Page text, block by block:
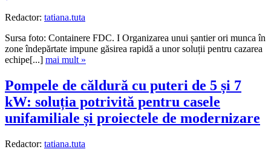
Redactor: tatiana.tuta
Sursa foto: Containere FDC. I Organizarea unui șantier ori munca în
zone îndepărtate impune găsirea rapidă a unor soluții pentru cazarea
echipe[...] mai mult »
Pompele de căldură cu puteri de 5 și 7
kW: soluția potrivită pentru casele
unifamiliale și proiectele de modernizare
Redactor: tatiana.tuta